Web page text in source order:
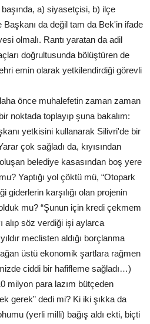
a) siyasetçisi, b) ilçe
Başkanı da değil tam da Bek'in ifade
olmalı. Rantı yaratan da adil
doğrultusunda bölüştüren de
emin olarak yetkilendirdiği görevli
önce muhalefetin zaman zaman
noktada toplayıp şuna bakalım:
yetkisini kullanarak Silivri'de bir
çok sağladı da, kıyısından
belediye kasasından boş yere
Yaptığı yol çöktü mü, “Otopark
giderlerin karşılığı olan projenin
mu? “Şunun için kredi çekmem
alıp söz verdiği işi aylarca
meclisten aldığı borçlanma
üstü ekonomik şartlara rağmen
ciddi bir hafifleme sağladı…)
milyon para lazım bütçeden
gerek” dedi mi? Ki iki şıkka da
(yerli milli) bağış aldı ekti, biçti